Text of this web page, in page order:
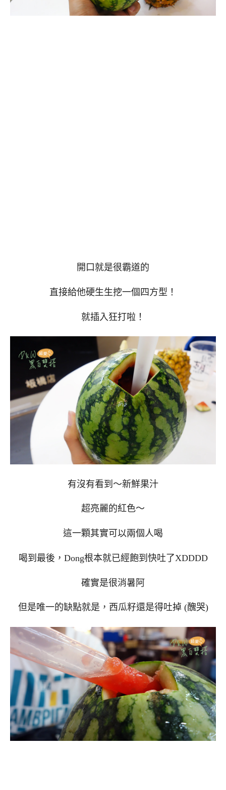
開口就是很霸道的
直接給他硬生生挖一個四方型！
就插入狂打啦！
有沒有看到～新鮮果汁
超亮麗的紅色～
這一顆其實可以兩個人喝
喝到最後，Dong根本就已經飽到快吐了XDDDD
確實是很消暑阿
但是唯一的缺點就是，西瓜籽還是得吐掉 (醜哭)